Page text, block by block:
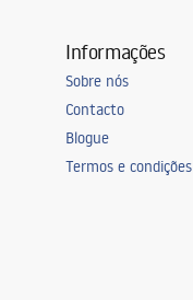
Informações
Sobre nós
Contacto
Blogue
Termos e condições